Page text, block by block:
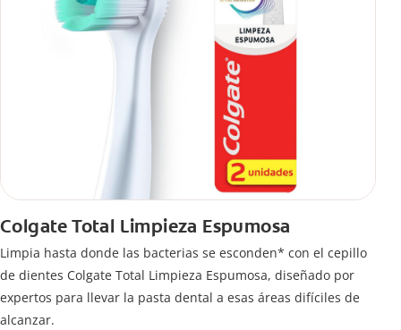
Colgate Total Limpieza Espumosa
Limpia hasta donde las bacterias se esconden* con el cepillo
de dientes Colgate Total Limpieza Espumosa, diseñado por
expertos para llevar la pasta dental a esas áreas difíciles de
alcanzar.